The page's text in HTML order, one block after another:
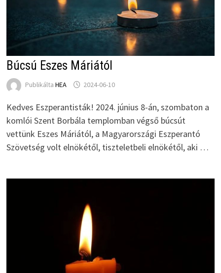
Búcsú Eszes Máriától
Publikálta HEA 2024-06-10
Kedves Eszperantisták! 2024. június 8-án, szombaton a
komlói Szent Borbála templomban végső búcsút
vettünk Eszes Máriától, a Magyarországi Eszperantó
Szövetség volt elnökétől, tiszteletbeli elnökétől, aki …